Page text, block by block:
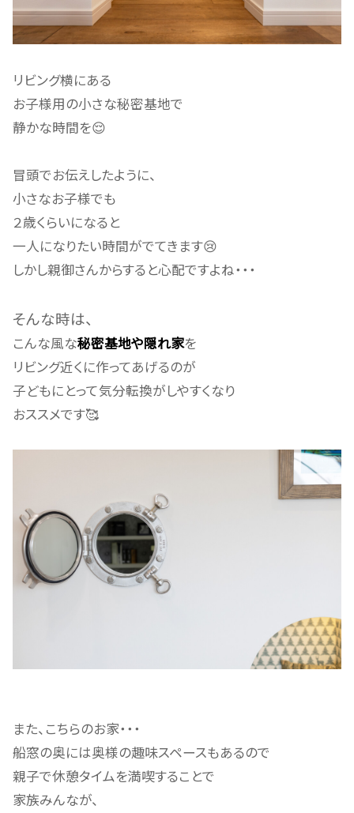
リビング横にある
お子様用の小さな秘密基地で
静かな時間を😌
冒頭でお伝えしたように、
小さなお子様でも
２歳くらいになると
一人になりたい時間がでてきます😢
しかし親御さんからすると心配ですよね・・・
そんな時は、
こんな風な秘密基地や隠れ家を
リビング近くに作ってあげるのが
子どもにとって気分転換がしやすくなり
おススメです🥰
また、こちらのお家・・・
船窓の奥には奥様の趣味スペースもあるので
親子で休憩タイムを満喫することで
家族みんなが、